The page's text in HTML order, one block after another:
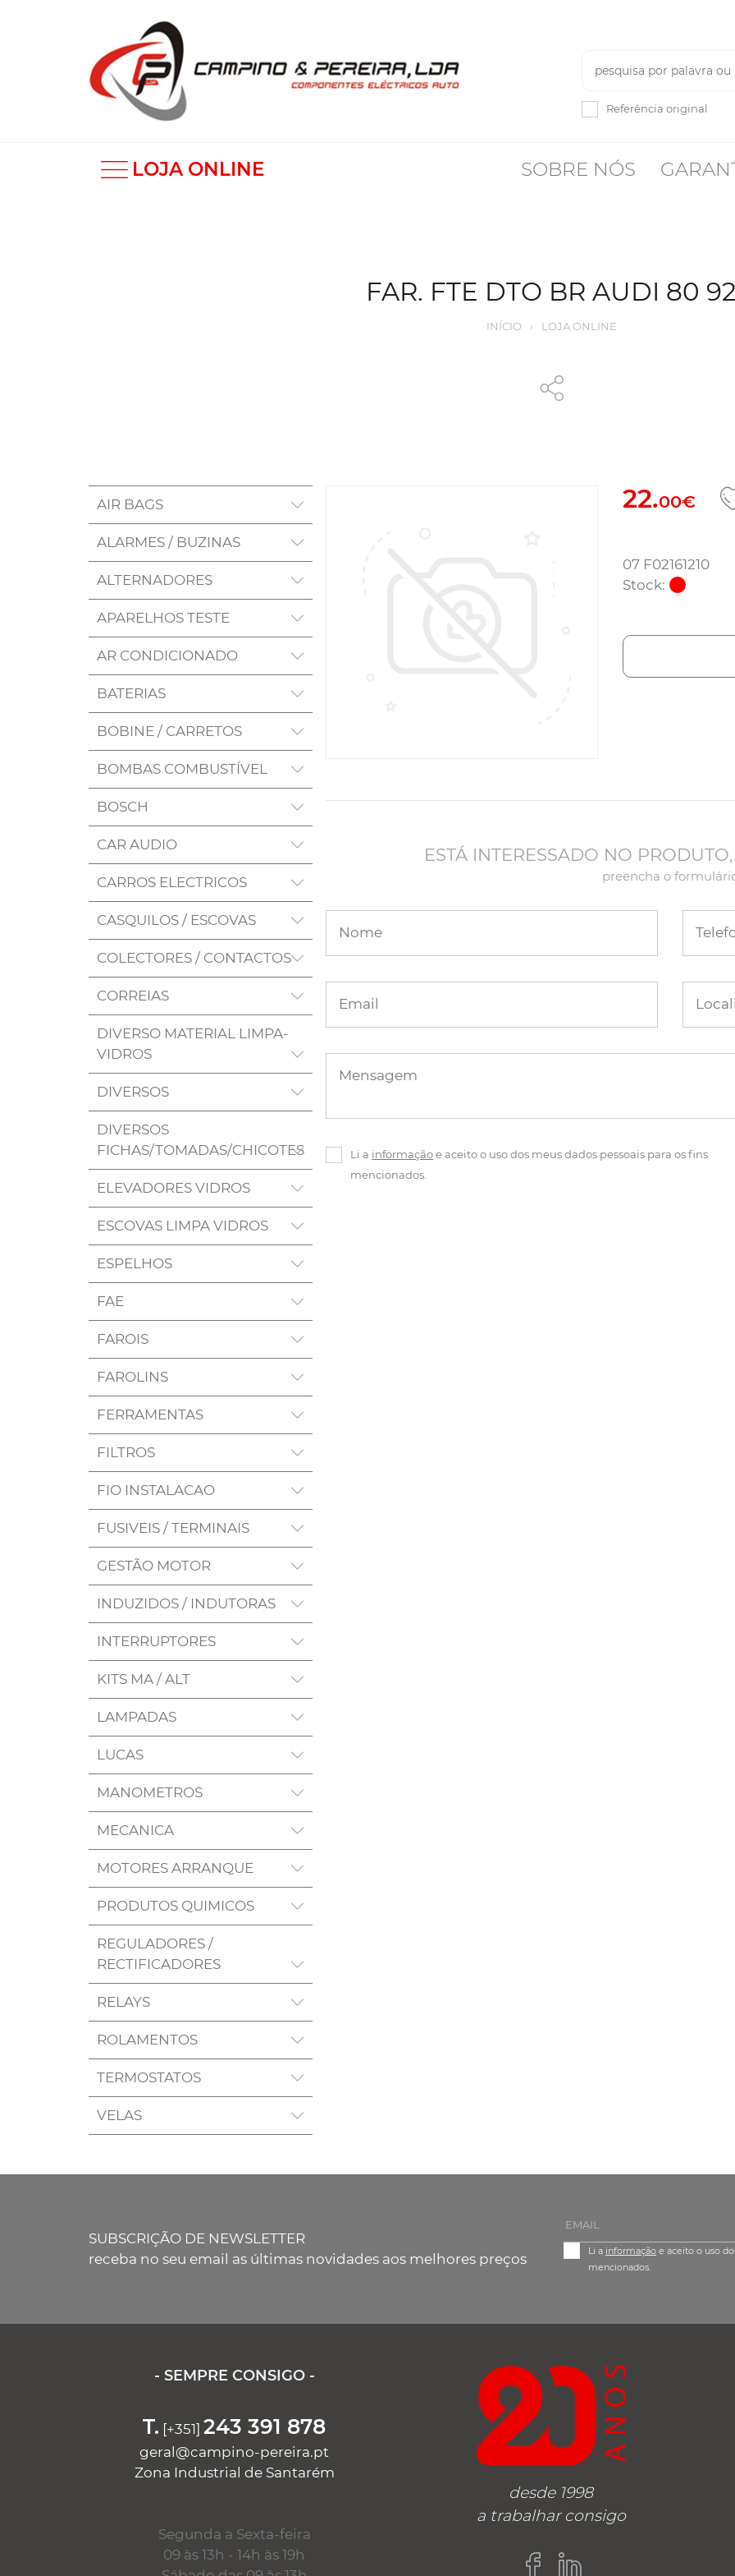
Referência original
LOJA ONLINE SOBRE NÓS
FAR. FTE DTO BR AUDI 80 92
INÍCIO › LOJA ONLINE
AIR BAGS
ALARMES / BUZINAS
ALTERNADORES
APARELHOS TESTE
AR CONDICIONADO
BATERIAS
BOBINE / CARRETOS
BOMBAS COMBUSTÍVEL
BOSCH
CAR AUDIO
CARROS ELECTRICOS
CASQUILOS / ESCOVAS
COLECTORES / CONTACTOS
CORREIAS
DIVERSO MATERIAL LIMPA-
VIDROS
DIVERSOS
DIVERSOS
FICHAS/TOMADAS/CHICOTES
ELEVADORES VIDROS
ESCOVAS LIMPA VIDROS
ESPELHOS
FAE
FAROIS
FAROLINS
FERRAMENTAS
FILTROS
FIO INSTALACAO
FUSIVEIS / TERMINAIS
GESTÃO MOTOR
INDUZIDOS / INDUTORAS
INTERRUPTORES
KITS MA / ALT
LAMPADAS
LUCAS
MANOMETROS
MECANICA
MOTORES ARRANQUE
PRODUTOS QUIMICOS
REGULADORES /
RECTIFICADORES
RELAYS
ROLAMENTOS
TERMOSTATOS
VELAS
22.00€
07 F02161210
Stock:
ESTÁ INTERESSADO NO
preencha o
Nome
Email
Mensagem
Li a informaçãoe aceito o uso dos meus dados pessoais para os fins
mencionados.
SUBSCRIÇÃO DE NEWSLETTER
receba no seu email as últimas novidades aos melhores preços
Li a informação e aceito o uso
mencionados.
- SEMPRE CONSIGO -
T. [+351]243 391 878
geral@campino-pereira.pt
Zona Industrial de Santarém
Segunda a Sexta-feira
09 às 13h - 14h às 19h
desde 1998
a trabalhar consigo